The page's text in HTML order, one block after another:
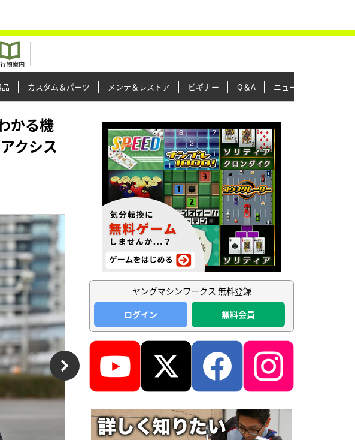
カスタム＆パーツ メンテ＆レストア ビギナー Q＆A ニュース＆トピックス
かる機
クシス
ヤングマシンワークス 無料登録
ログイン
無料会員